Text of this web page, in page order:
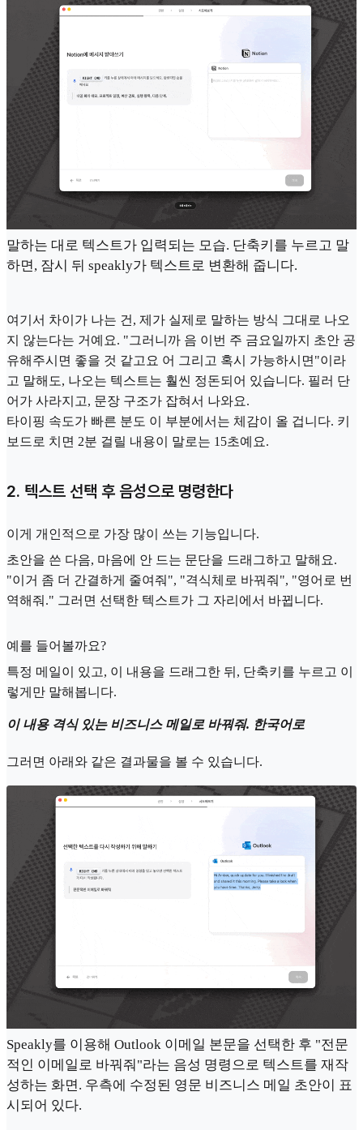
말하는 대로 텍스트가 입력되는 모습. 단축키를 누르고 말
하면, 잠시 뒤 speakly가 텍스트로 변환해 줍니다.
여기서 차이가 나는 건, 제가 실제로 말하는 방식 그대로 나오
지 않는다는 거예요. "그러니까 음 이번 주 금요일까지 초안 공
유해주시면 좋을 것 같고요 어 그리고 혹시 가능하시면"이라
고 말해도, 나오는 텍스트는 훨씬 정돈되어 있습니다. 필러 단
어가 사라지고, 문장 구조가 잡혀서 나와요.
타이핑 속도가 빠른 분도 이 부분에서는 체감이 올 겁니다. 키
보드로 치면 2분 걸릴 내용이 말로는 15초예요.
2. 텍스트 선택 후 음성으로 명령한다
이게 개인적으로 가장 많이 쓰는 기능입니다.
초안을 쓴 다음, 마음에 안 드는 문단을 드래그하고 말해요.
"이거 좀 더 간결하게 줄여줘", "격식체로 바꿔줘", "영어로 번
역해줘." 그러면 선택한 텍스트가 그 자리에서 바뀝니다.
예를 들어볼까요?
특정 메일이 있고, 이 내용을 드래그한 뒤, 단축키를 누르고 이
렇게만 말해봅니다.
이 내용 격식 있는 비즈니스 메일로 바꿔줘. 한국어로
그러면 아래와 같은 결과물을 볼 수 있습니다.
Speakly를 이용해 Outlook 이메일 본문을 선택한 후 "전문
적인 이메일로 바꿔줘"라는 음성 명령으로 텍스트를 재작
성하는 화면. 우측에 수정된 영문 비즈니스 메일 초안이 표
시되어 있다.